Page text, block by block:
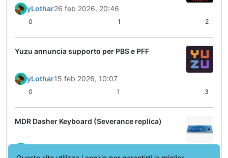
yLothar26 feb 2026, 20:46
0 1 2
Yuzu annuncia supporto per PBS e PFF
yLothar15 feb 2026, 10:07
0 1 3
MDR Dasher Keyboard (Severance replica)